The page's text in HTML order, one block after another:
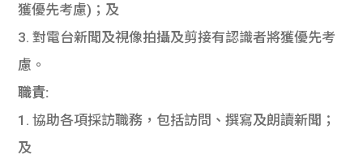
獲優先考慮)；及
3. 對電台新聞及視像拍攝及剪接有認識者將獲優先考
慮。
職責:
1. 協助各項採訪職務，包括訪問、撰寫及朗讀新聞；
及